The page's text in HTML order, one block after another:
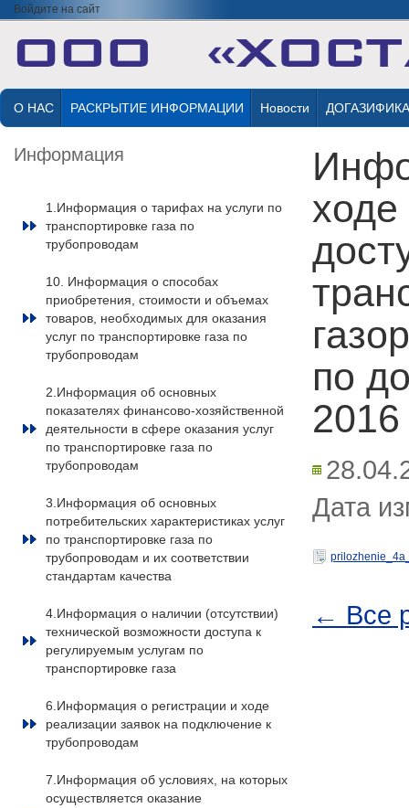
Войдите на сайт
О НАС РАСКРЫТИЕ ИНФОРМАЦИИ Новости
Информация
1.Информация о тарифах на услуги по
транспортировке газа по
трубопроводам
10. Информация о способах
приобретения, стоимости и объемах
товаров, необходимых для оказания
услуг по транспортировке газа по
трубопроводам
2.Информация об основных
показателях финансово-хозяйственной
деятельности в сфере оказания услуг
по транспортировке газа по
трубопроводам
3.Информация об основных
потребительских характеристиках услуг
по транспортировке газа по
трубопроводам и их соответствии
стандартам качества
4.Информация о наличии (отсутствии)
технической возможности доступа к
регулируемым услугам по
транспортировке газа
6.Информация о регистрации и ходе
реализации заявок на подключение к
трубопроводам
7.Информация об условиях, на которых
осуществляется оказание
ходе
по
2016
Дата
← Все